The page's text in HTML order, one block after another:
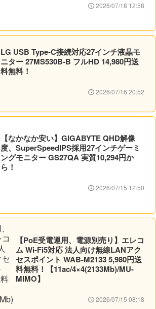
2026/07/18 12:58
LG USB Type-C接続対応27インチ液晶モ
ニター 27MS530B-B フルHD 14,980円送
料無料！
2026/07/16 20:52
【なかなか安い】GIGABYTE QHD解像
度、SuperSpeedIPS採用27インチゲーミ
ングモニター GS27QA 実質10,294円か
ら！
2026/07/15 12:50
【PoE受電運用、電源別売り】エレコ
ム Wi-Fi5対応 法人向け無線LANアク
セスポイント WAB-M2133 5,980円送
料無料！【11ac/4×4(2133Mb)/MU-
MIMO】
2026/07/15 08:18